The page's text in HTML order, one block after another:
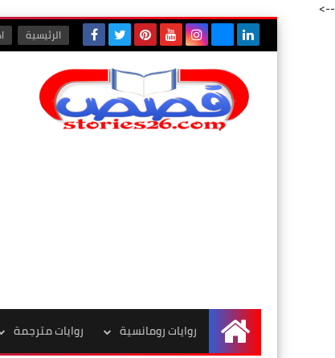
-->
الرئيسية
الرئيسية
روايات رومانسية روايات مترجمة